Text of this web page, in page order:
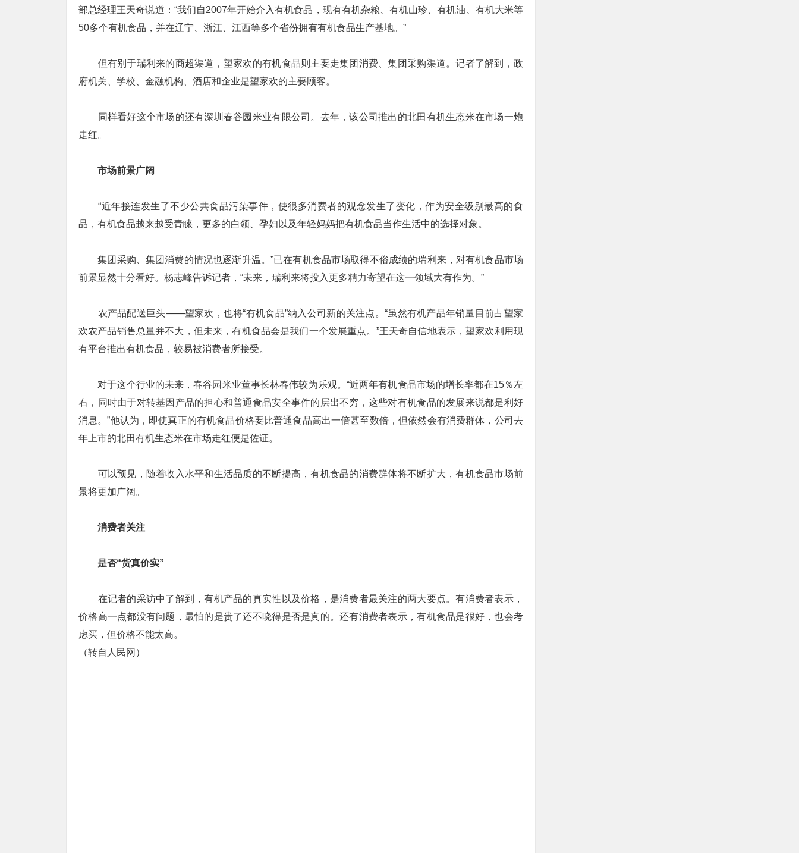
部总经理王天奇说道：“我们自2007年开始介入有机食品，现有有机杂粮、有机山珍、有机油、有机大米等
50多个有机食品，并在辽宁、浙江、江西等多个省份拥有有机食品生产基地。”
但有别于瑞利来的商超渠道，望家欢的有机食品则主要走集团消费、集团采购渠道。记者了解到，政
府机关、学校、金融机构、酒店和企业是望家欢的主要顾客。
同样看好这个市场的还有深圳春谷园米业有限公司。去年，该公司推出的北田有机生态米在市场一炮
走红。
市场前景广阔
“近年接连发生了不少公共食品污染事件，使很多消费者的观念发生了变化，作为安全级别最高的食
品，有机食品越来越受青睐，更多的白领、孕妇以及年轻妈妈把有机食品当作生活中的选择对象。
集团采购、集团消费的情况也逐渐升温。”已在有机食品市场取得不俗成绩的瑞利来，对有机食品市场
前景显然十分看好。杨志峰告诉记者，“未来，瑞利来将投入更多精力寄望在这一领域大有作为。”
农产品配送巨头——望家欢，也将“有机食品”纳入公司新的关注点。“虽然有机产品年销量目前占望家
欢农产品销售总量并不大，但未来，有机食品会是我们一个发展重点。”王天奇自信地表示，望家欢利用现
有平台推出有机食品，较易被消费者所接受。
对于这个行业的未来，春谷园米业董事长林春伟较为乐观。“近两年有机食品市场的增长率都在15％左
右，同时由于对转基因产品的担心和普通食品安全事件的层出不穷，这些对有机食品的发展来说都是利好
消息。”他认为，即使真正的有机食品价格要比普通食品高出一倍甚至数倍，但依然会有消费群体，公司去
年上市的北田有机生态米在市场走红便是佐证。
可以预见，随着收入水平和生活品质的不断提高，有机食品的消费群体将不断扩大，有机食品市场前
景将更加广阔。
消费者关注
是否“货真价实”
在记者的采访中了解到，有机产品的真实性以及价格，是消费者最关注的两大要点。有消费者表示，
价格高一点都没有问题，最怕的是贵了还不晓得是否是真的。还有消费者表示，有机食品是很好，也会考
虑买，但价格不能太高。
（转自人民网）